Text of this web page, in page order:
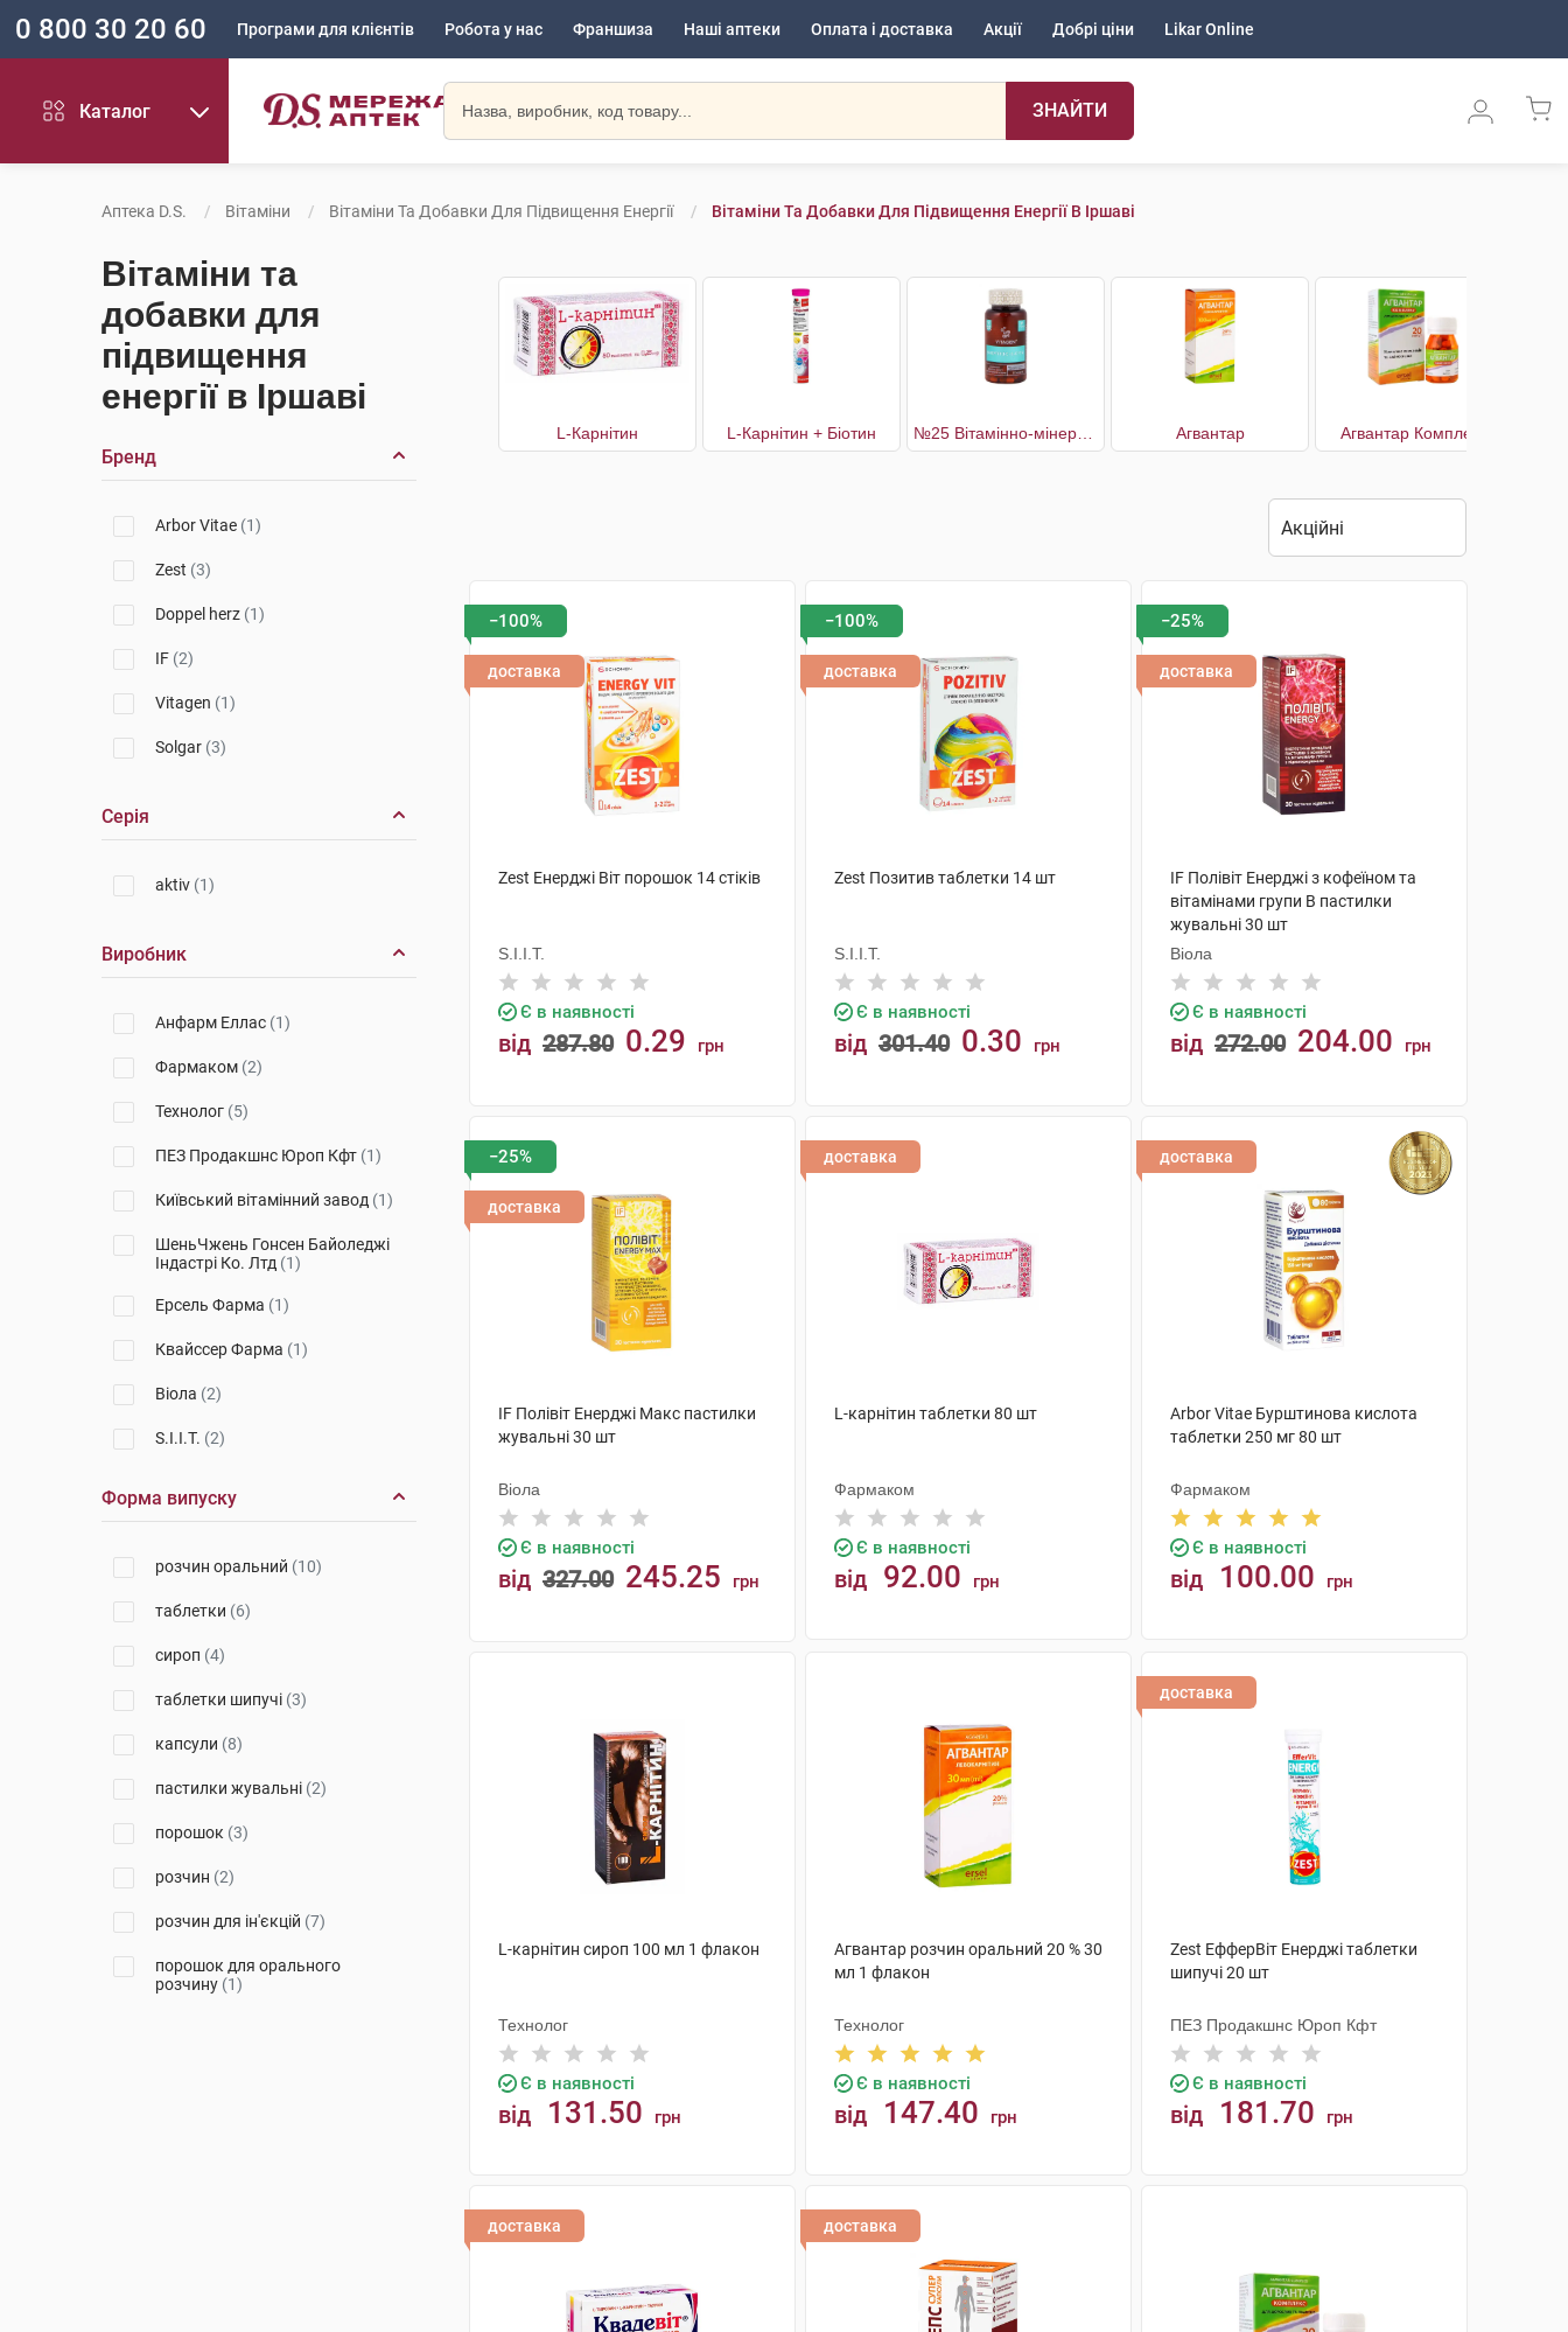
0 800 30 20 60 Програми для клієнтів Робота у нас Франшиза Наші аптеки Оплата і доставка Акції Добрі ціни Likar Online
Каталог ЗНАЙТИ
Аптека D.S. Вітаміни Вітаміни Та Добавки Для Підвищення Енергії Вітаміни Та Добавки Для Підвищення Енергії В Іршаві
Вітаміни та
добавки для
підвищення
енергії в Іршаві
Бренд
Arbor Vitae (1)
Zest (3)
Doppel herz (1)
IF (2)
Vitagen (1)
Solgar (3)
Серія
aktiv (1)
Виробник
Анфарм Еллас (1)
Фармаком (2)
Технолог (5)
ПЕЗ Продакшнс Юроп Кфт (1)
Київський вітамінний завод (1)
ШеньЧжень Гонсен Байоледжі
Індастрі Ко. Лтд (1)
Ерсель Фарма (1)
Квайссер Фарма (1)
Віола (2)
S.I.I.T. (2)
Сперко Україна(4)
Др. Тайсс Натурварен
Фармасел(1)
Лекхім-Харків
Дельфарм Гайард(1)
Хелп(2)
Уорлд Медицин Ілач Сан. Ве
Лтд. Шті(1)
Біодеал Фармасьютікалс
Ербозета (1)
Форма випуску
розчин оральний (10)
таблетки (6)
сироп (4)
таблетки шипучі (3)
капсули (8)
пастилки жувальні (2)
порошок (3)
розчин (2)
розчин для ін'єкцій (7)
порошок для орального
розчину (1)
L-Карнітин L-Карнітин + Біотин Агвантар Агвантар Комплекс
−100%
доставка
Zest Енерджі Віт порошок 14 стіків
S.I.I.T.
Є в наявності
від 287.80 0.29 грн
−100%
доставка
Zest Позитив таблетки 14 шт
S.I.I.T.
Є в наявності
від 301.40 0.30 грн
−25%
доставка
IF Полівіт Енерджі з кофеїном та
вітамінами групи В пастилки
жувальні 30 шт
Віола
Є в наявності
від 272.00 204.00 грн
−25%
доставка
IF Полівіт Енерджі Макс пастилки
жувальні 30 шт
Віола
Є в наявності
від 327.00 245.25 грн
доставка
L-карнітин таблетки 80 шт
Фармаком
Є в наявності
від 92.00 грн
доставка
Arbor Vitae Бурштинова кислота
таблетки 250 мг 80 шт
Фармаком
Є в наявності
від 100.00 грн
L-карнітин сироп 100 мл 1 флакон
Технолог
Є в наявності
від 131.50 грн
Агвантар розчин оральний 20 % 30
мл 1 флакон
Технолог
Є в наявності
від 147.40 грн
доставка
Zest ЕфферВіт Енерджі таблетки
шипучі 20 шт
ПЕЗ Продакшнс Юроп Кфт
Є в наявності
від 181.70 грн
доставка доставка